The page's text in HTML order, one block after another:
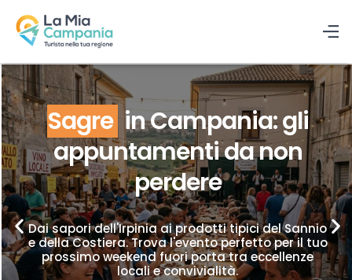
Sagre in Campania: gli
appuntamenti da non
perdere
Dai sapori dell'Irpinia ai prodotti tipici del Sannio
e della Costiera. Trova l'evento perfetto per il tuo
prossimo weekend fuori porta tra eccellenze
locali e convivialità.